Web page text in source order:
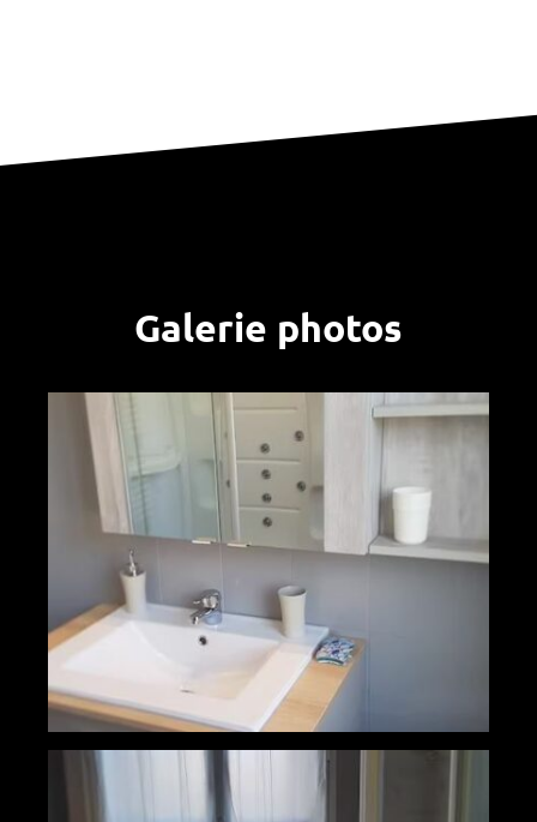
Galerie photos